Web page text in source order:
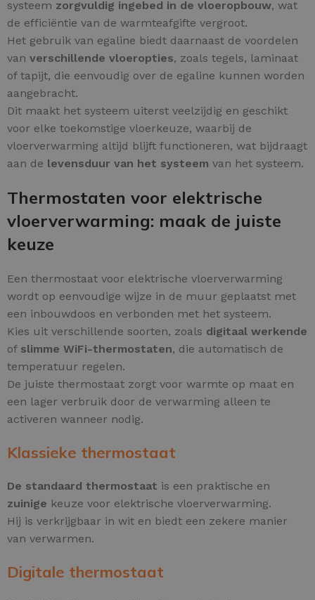
systeem zorgvuldig ingebed in de vloeropbouw, wat
de efficiëntie van de warmteafgifte vergroot.
Het gebruik van egaline biedt daarnaast de voordelen
van verschillende vloeropties, zoals tegels, laminaat
of tapijt, die eenvoudig over de egaline kunnen worden
aangebracht.
Dit maakt het systeem uiterst veelzijdig en geschikt
voor elke toekomstige vloerkeuze, waarbij de
vloerverwarming altijd blijft functioneren, wat bijdraagt
aan de levensduur van het systeem van het systeem.
Thermostaten voor elektrische
vloerverwarming: maak de juiste
keuze
Een thermostaat voor elektrische vloerverwarming
wordt op eenvoudige wijze in de muur geplaatst met
een inbouwdoos en verbonden met het systeem.
Kies uit verschillende soorten, zoals digitaal werkende
of slimme WiFi-thermostaten, die automatisch de
temperatuur regelen.
De juiste thermostaat zorgt voor warmte op maat en
een lager verbruik door de verwarming alleen te
activeren wanneer nodig.
Klassieke thermostaat
De standaard thermostaat is een praktische en
zuinige keuze voor elektrische vloerverwarming.
Hij is verkrijgbaar in wit en biedt een zekere manier
van verwarmen.
Digitale thermostaat